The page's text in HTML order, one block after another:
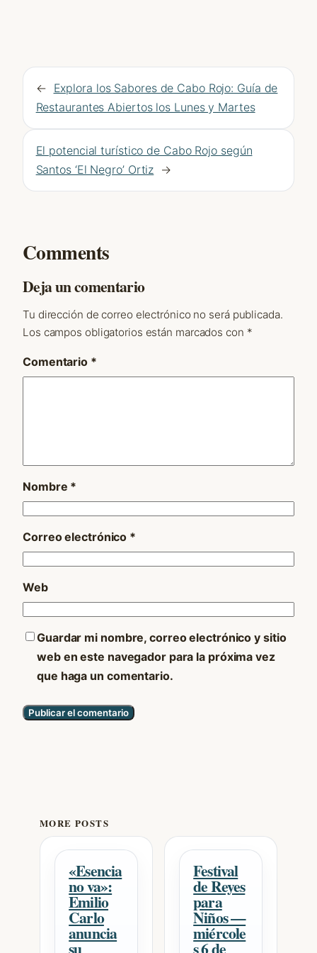
← Explora los Sabores de Cabo Rojo: Guía de
Restaurantes Abiertos los Lunes y Martes
El potencial turístico de Cabo Rojo según
Santos ‘El Negro’ Ortiz →
Comments
Deja un comentario
Tu dirección de correo electrónico no será publicada.
Los campos obligatorios están marcados con *
Comentario *
Nombre *
Correo electrónico *
Web
Guardar mi nombre, correo electrónico y sitio
web en este navegador para la próxima vez
que haga un comentario.
MORE POSTS
«Esencia
no va»:
Emilio
Carlo
anuncia
su
Festival
de Reyes
para
Niños —
miércole
s 6 de